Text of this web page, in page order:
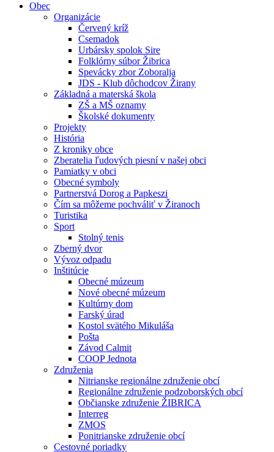
Obec
Organizácie
Červený kríž
Csemadok
Urbársky spolok Sire
Folklórny súbor Žibrica
Spevácky zbor Zoboralja
JDS - Klub dôchodcov Žirany
Základná a materská škola
ZŠ a MŠ oznamy
Školské dokumenty
Projekty
História
Z kroniky obce
Zberatelia ľudových piesní v našej obci
Pamiatky v obci
Obecné symboly
Partnerstvá Dorog a Papkeszi
Čím sa môžeme pochváliť v Žiranoch
Turistika
Sport
Stolný tenis
Zberný dvor
Vývoz odpadu
Inštitúcie
Obecné múzeum
Nové obecné múzeum
Kultúrny dom
Farský úrad
Kostol svätého Mikuláša
Pošta
Závod Calmit
COOP Jednota
Združenia
Nitrianske regionálne združenie obcí
Regionálne združenie podzoborských obcí
Občianske združenie ŽIBRICA
Interreg
ZMOS
Ponitrianske združenie obcí
Cestovné poriadky